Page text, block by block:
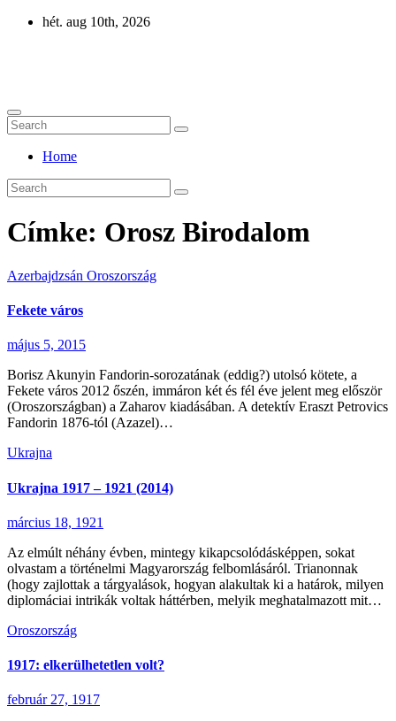
Skip
hét. aug 10th, 2026
Home
Címke: Orosz Birodalom
Azerbajdzsán Oroszország
Fekete város
május 5, 2015
Borisz Akunyin Fandorin-sorozatának (eddig?) utolsó kötete, a
Fekete város 2012 őszén, immáron két és fél éve jelent meg először
(Oroszországban) a Zaharov kiadásában. A detektív Eraszt Petrovics
Fandorin 1876-tól (Azazel)…
Ukrajna
Ukrajna 1917 – 1921 (2014)
március 18, 1921
Az elmúlt néhány évben, mintegy kikapcsolódásképpen, sokat
olvastam a történelmi Magyarország felbomlásáról. Trianonnak
(hogy zajlottak a tárgyalások, hogyan alakultak ki a határok, milyen
diplomáciai intrikák voltak háttérben, melyik meghatalmazott mit…
Oroszország
1917: elkerülhetetlen volt?
február 27, 1917